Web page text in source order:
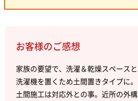
お客様のご感想
家族の要望で、洗濯＆乾燥スペースと
洗濯機を置くため土間置きタイプに。
土間施工は対応外との事。近所の外構